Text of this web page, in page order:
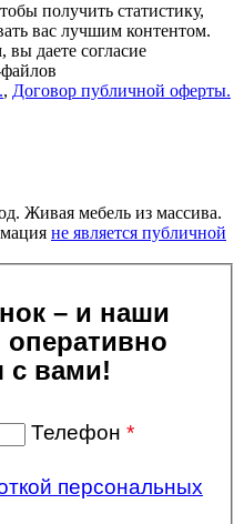
получить статистику,
вас лучшим контентом.
вы даете согласие
, Договор публичной оферты.
Живая мебель из массива.
не является публичной
– и наши
с вами!
Телефон *
персональных